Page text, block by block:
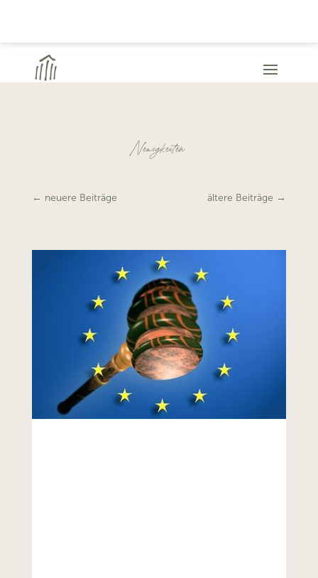
Neuigkeiten
← neuere Beiträge ältere Beiträge →